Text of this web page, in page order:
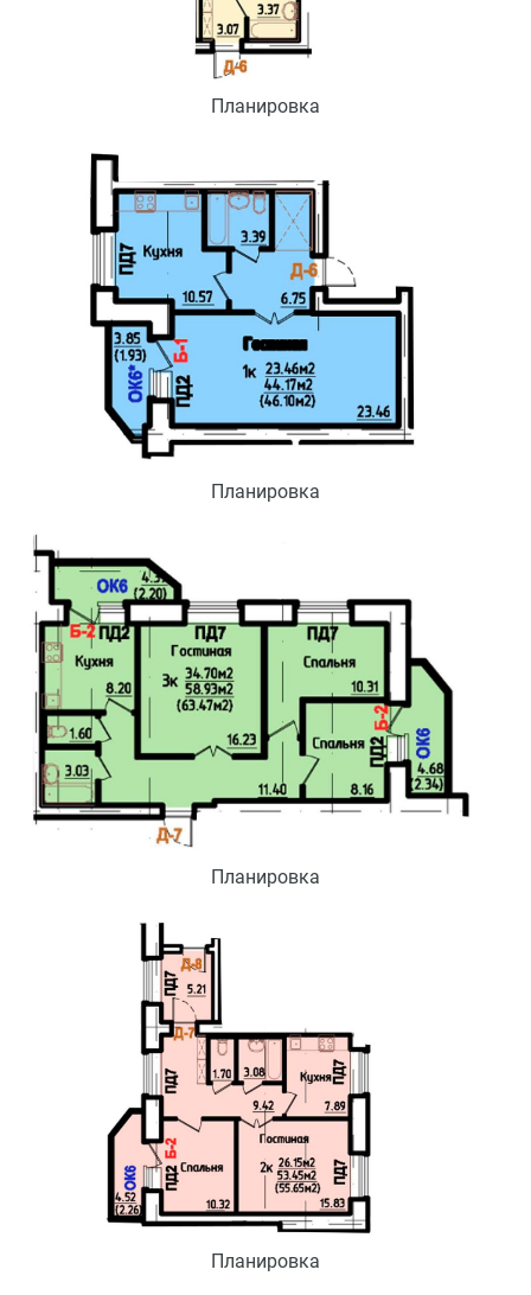
Планировка
Планировка
Планировка
Планировка